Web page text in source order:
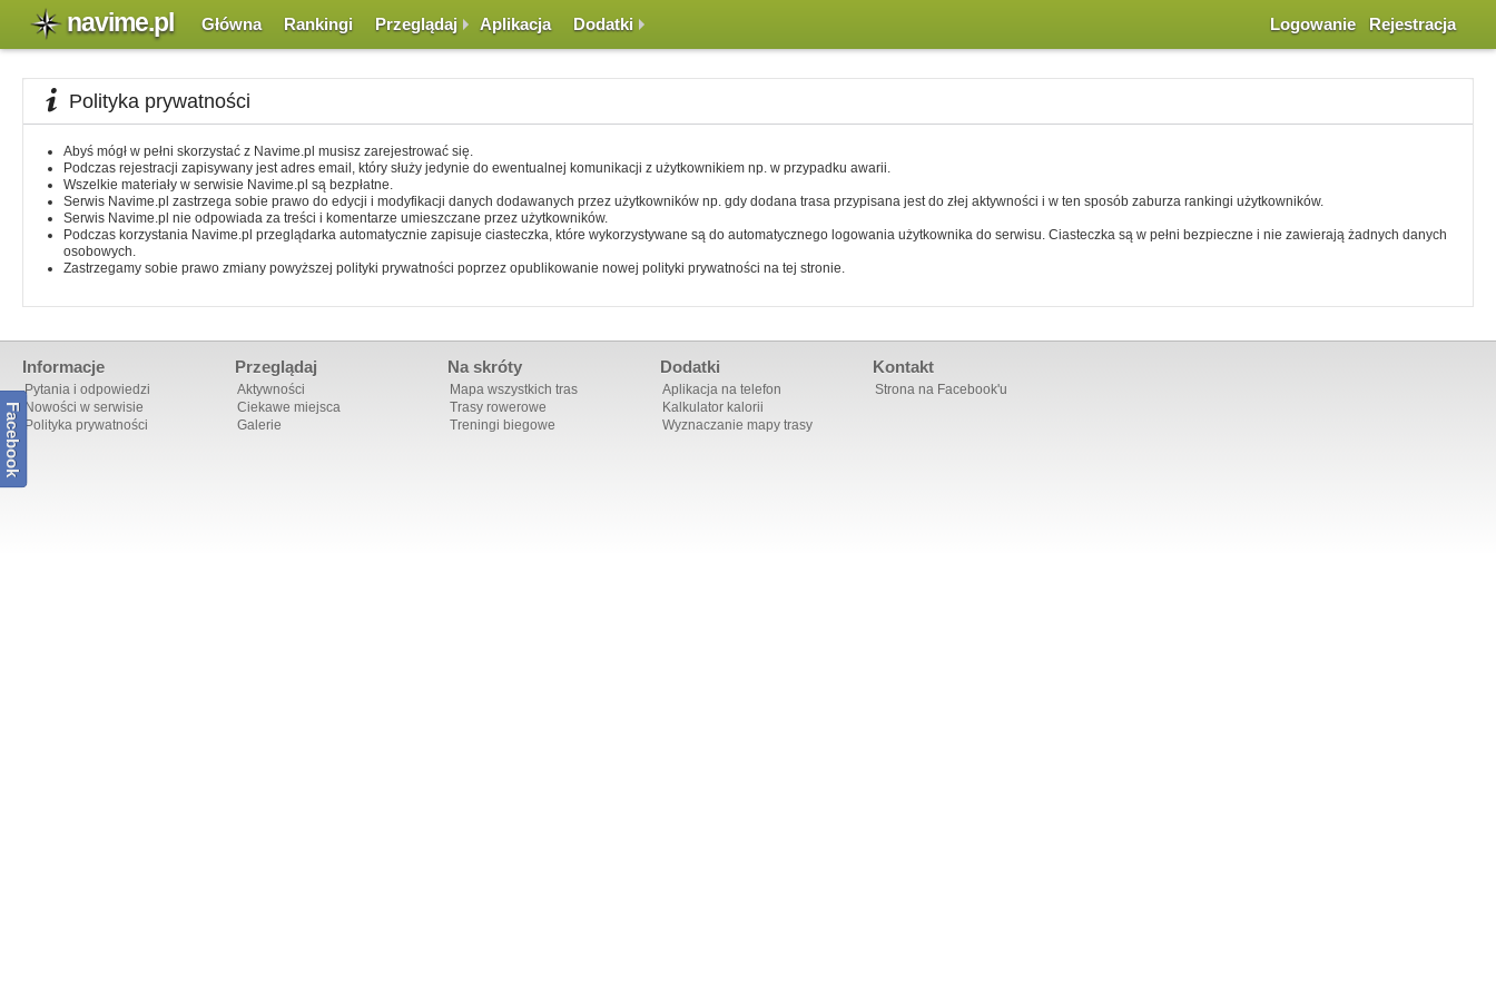
navime.pl Główna Rankingi Przeglądaj Aplikacja Dodatki Logowanie Rejestracja
Polityka prywatności
Abyś mógł w pełni skorzystać z Navime.pl musisz zarejestrować się.
Podczas rejestracji zapisywany jest adres email, który służy jedynie do ewentualnej komunikacji z użytkownikiem np. w przypadku awarii.
Wszelkie materiały w serwisie Navime.pl są bezpłatne.
Serwis Navime.pl zastrzega sobie prawo do edycji i modyfikacji danych dodawanych przez użytkowników np. gdy dodana trasa przypisana jest do złej aktywności i w ten sposób zaburza rankingi użytkowników.
Serwis Navime.pl nie odpowiada za treści i komentarze umieszczane przez użytkowników.
Podczas korzystania Navime.pl przeglądarka automatycznie zapisuje ciasteczka, które wykorzystywane są do automatycznego logowania użytkownika do serwisu. Ciasteczka są w pełni bezpieczne i nie zawierają żadnych danych
osobowych.
Zastrzegamy sobie prawo zmiany powyższej polityki prywatności poprzez opublikowanie nowej polityki prywatności na tej stronie.
Informacje
Pytania i odpowiedzi
Nowości w serwisie
Polityka prywatności
Przeglądaj
Aktywności
Ciekawe miejsca
Galerie
Na skróty
Mapa wszystkich tras
Trasy rowerowe
Treningi biegowe
Dodatki
Aplikacja na telefon
Kalkulator kalorii
Wyznaczanie mapy trasy
Kontakt
Strona na Facebook'u
Facebook